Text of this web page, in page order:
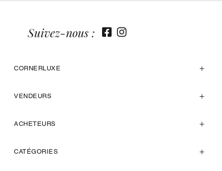
CORNERLUXE
VENDEURS
ACHETEURS
CATÉGORIES
Suivez-nous :